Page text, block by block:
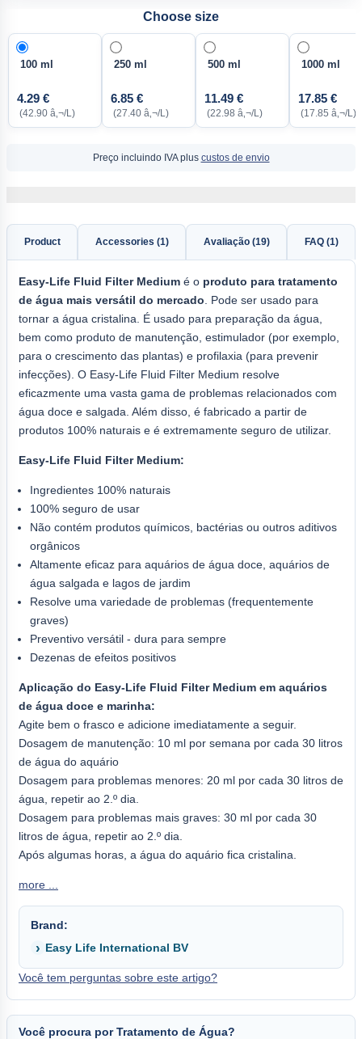
Choose size
100 ml
4.29 €
(42.90 â‚¬/L)
250 ml
6.85 €
(27.40 â‚¬/L)
500 ml
11.49 €
(22.98 â‚¬/L)
1000 ml
17.85 €
(17.85 â‚¬/L)
Preço incluindo IVA plus custos de envio
Product Accessories (1) Avaliação (19) FAQ (1)
Easy-Life Fluid Filter Medium é o produto para tratamento
de água mais versátil do mercado . Pode ser usado para
tornar a água cristalina. É usado para preparação da água,
bem como produto de manutenção, estimulador (por exemplo,
para o crescimento das plantas) e profilaxia (para prevenir
infecções). O Easy-Life Fluid Filter Medium resolve
eficazmente uma vasta gama de problemas relacionados com
água doce e salgada. Além disso, é fabricado a partir de
produtos 100% naturais e é extremamente seguro de utilizar.
Easy-Life Fluid Filter Medium:
Ingredientes 100% naturais
100% seguro de usar
Não contém produtos químicos, bactérias ou outros aditivos
orgânicos
Altamente eficaz para aquários de água doce, aquários de
água salgada e lagos de jardim
Resolve uma variedade de problemas (frequentemente
graves)
Preventivo versátil - dura para sempre
Dezenas de efeitos positivos
Aplicação do Easy-Life Fluid Filter Medium em aquários
de água doce e marinha:
Agite bem o frasco e adicione imediatamente a seguir.
Dosagem de manutenção: 10 ml por semana por cada 30 litros
de água do aquário
Dosagem para problemas menores: 20 ml por cada 30 litros de
água, repetir ao 2.º dia.
Dosagem para problemas mais graves: 30 ml por cada 30
litros de água, repetir ao 2.º dia.
Após algumas horas, a água do aquário fica cristalina.
more ...
Brand:
Easy Life International BV
Você tem perguntas sobre este artigo?
Você procura por Tratamento de Água?